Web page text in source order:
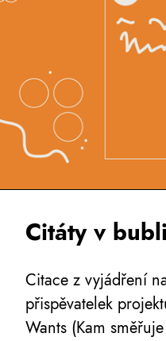
Citáty v
Citace z vyjádření
přispěvatelek
Wants (Kam